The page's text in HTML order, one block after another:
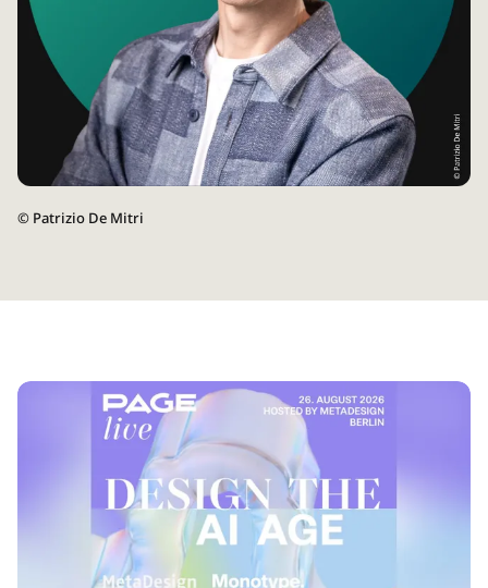
© Patrizio De Mitri